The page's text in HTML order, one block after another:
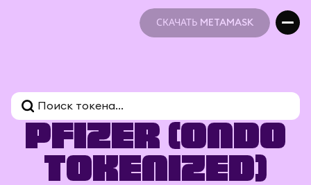
СКАЧАТЬ METAMASK
Pfizer (Ondo
Tokenized)